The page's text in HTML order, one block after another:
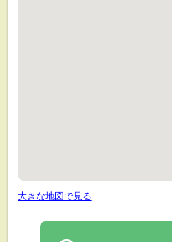
大きな地図で見る